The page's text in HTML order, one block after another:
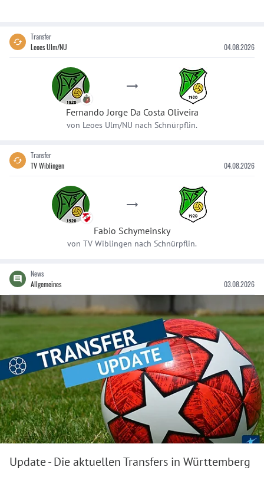
Transfer
Leoes Ulm/NU
04.08.2026
Fernando Jorge Da Costa Oliveira
von Leoes Ulm/NU nach Schnürpflin.
Transfer
TV Wiblingen
04.08.2026
Fabio Schymeinsky
von TV Wiblingen nach Schnürpflin.
News
Allgemeines
03.08.2026
Update - Die aktuellen Transfers in Württemberg